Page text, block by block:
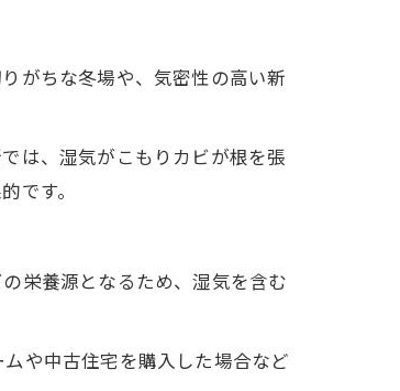
がちな冬場や、気密性の高い新
は、湿気がこもりカビが根を張
です。
栄養源となるため、湿気を含む
や中古住宅を購入した場合など